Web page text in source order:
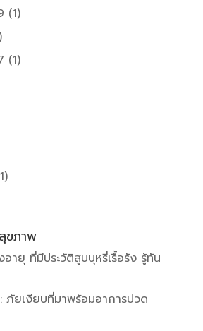
(1)
(1)
ขภาพ
ายุ ที่มีประวัติสูบบุหรี่เรื้อรัง รู้ทัน
ภัยเงียบที่มาพร้อมอาการปวด